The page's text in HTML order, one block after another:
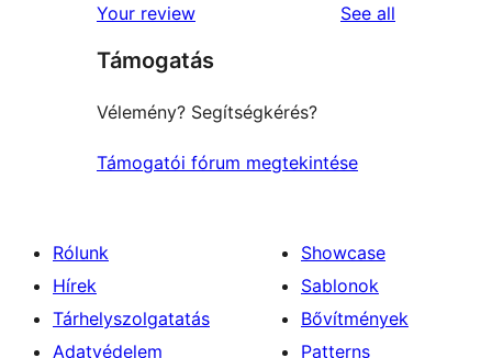
Your review See all
Támogatás
Vélemény? Segítségkérés?
Támogatói fórum megtekintése
Rólunk
Hírek
Tárhelyszolgatatás
Adatvédelem
Showcase
Sablonok
Bővítmények
Patterns